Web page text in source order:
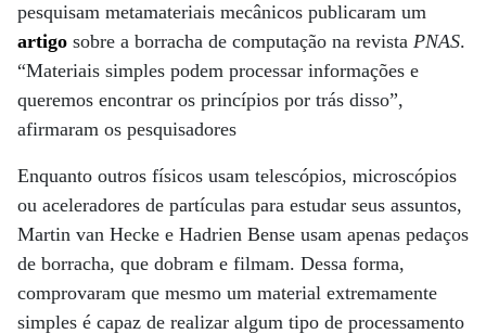
pesquisam metamateriais mecânicos publicaram um
artigo sobre a borracha de computação na revista PNAS.
“Materiais simples podem processar informações e
queremos encontrar os princípios por trás disso”,
afirmaram os pesquisadores
Enquanto outros físicos usam telescópios, microscópios
ou aceleradores de partículas para estudar seus assuntos,
Martin van Hecke e Hadrien Bense usam apenas pedaços
de borracha, que dobram e filmam. Dessa forma,
comprovaram que mesmo um material extremamente
simples é capaz de realizar algum tipo de processamento